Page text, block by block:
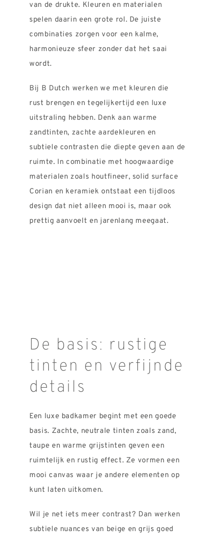
van de drukte. Kleuren en materialen
spelen daarin een grote rol. De juiste
combinaties zorgen voor een kalme,
harmonieuze sfeer zonder dat het saai
wordt.
Bij B Dutch werken we met kleuren die
rust brengen en tegelijkertijd een luxe
uitstraling hebben. Denk aan warme
zandtinten, zachte aardekleuren en
subtiele contrasten die diepte geven aan de
ruimte. In combinatie met hoogwaardige
materialen zoals houtfineer, solid surface
Corian en keramiek ontstaat een tijdloos
design dat niet alleen mooi is, maar ook
prettig aanvoelt en jarenlang meegaat.
De basis: rustige
tinten en verfijnde
details
Een luxe badkamer begint met een goede
basis. Zachte, neutrale tinten zoals zand,
taupe en warme grijstinten geven een
ruimtelijk en rustig effect. Ze vormen een
mooi canvas waar je andere elementen op
kunt laten uitkomen.
Wil je net iets meer contrast? Dan werken
subtiele nuances van beige en grijs goed